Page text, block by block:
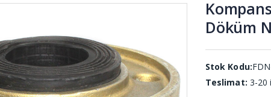
Döküm
Stok Kodu:
Teslimat: 3-20